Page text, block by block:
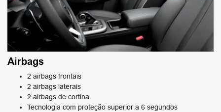
Airbags
2 airbags frontais
2 airbags laterais
2 airbags de cortina
Tecnologia com proteção superior a 6 segundos